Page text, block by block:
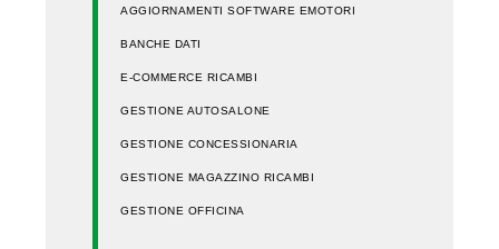
AGGIORNAMENTI SOFTWARE EMOTORI
BANCHE DATI
E-COMMERCE RICAMBI
GESTIONE AUTOSALONE
GESTIONE CONCESSIONARIA
GESTIONE MAGAZZINO RICAMBI
GESTIONE OFFICINA